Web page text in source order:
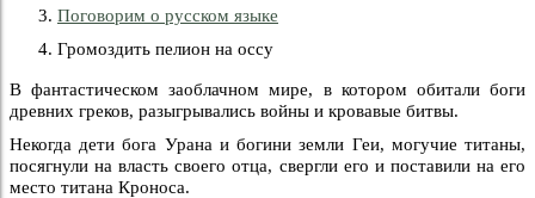
Поговорим о русском языке
Громоздить пелион на оссу
В фантастическом заоблачном мире, в котором обитали боги
древних греков, разыгрывались войны и кровавые битвы.
Некогда дети бога Урана и богини земли Геи, могучие титаны,
посягнули на власть своего отца, свергли его и поставили на его
место титана Кроноса.